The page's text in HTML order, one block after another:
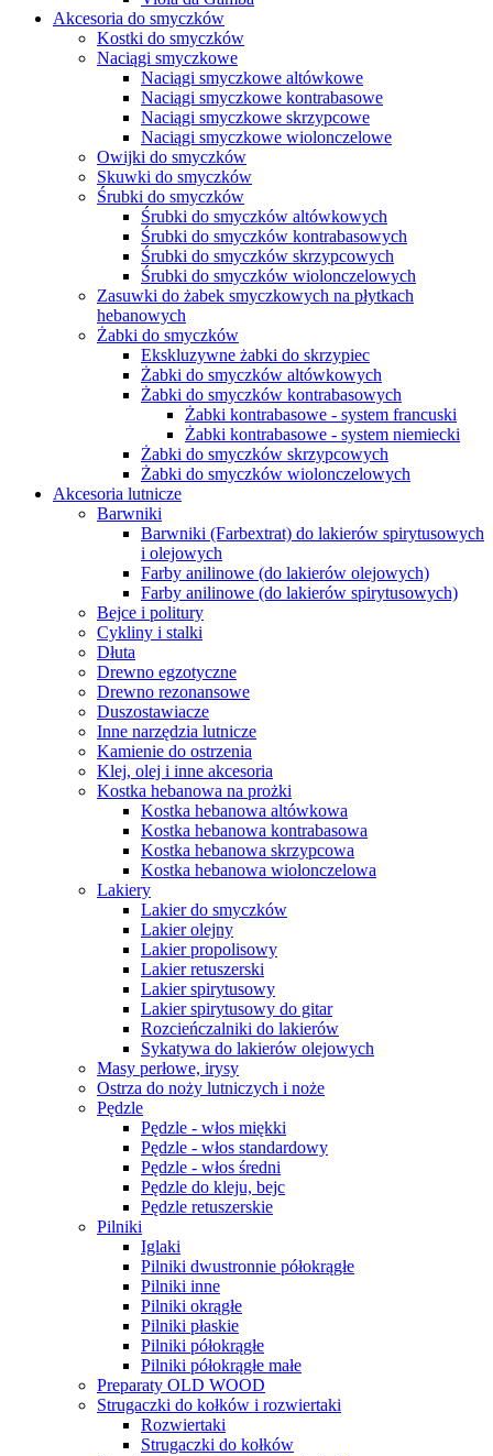
Akcesoria do smyczków
Kostki do smyczków
Naciągi smyczkowe
Naciągi smyczkowe altówkowe
Naciągi smyczkowe kontrabasowe
Naciągi smyczkowe skrzypcowe
Naciągi smyczkowe wiolonczelowe
Owijki do smyczków
Skuwki do smyczków
Śrubki do smyczków
Śrubki do smyczków altówkowych
Śrubki do smyczków kontrabasowych
Śrubki do smyczków skrzypcowych
Śrubki do smyczków wiolonczelowych
Zasuwki do żabek smyczkowych na płytkach
hebanowych
Żabki do smyczków
Ekskluzywne żabki do skrzypiec
Żabki do smyczków altówkowych
Żabki do smyczków kontrabasowych
Żabki kontrabasowe - system francuski
Żabki kontrabasowe - system niemiecki
Żabki do smyczków skrzypcowych
Żabki do smyczków wiolonczelowych
Akcesoria lutnicze
Barwniki
Barwniki (Farbextrat) do lakierów spirytusowych
i olejowych
Farby anilinowe (do lakierów olejowych)
Farby anilinowe (do lakierów spirytusowych)
Bejce i politury
Cykliny i stalki
Dłuta
Drewno egzotyczne
Drewno rezonansowe
Duszostawiacze
Inne narzędzia lutnicze
Kamienie do ostrzenia
Klej, olej i inne akcesoria
Kostka hebanowa na prożki
Kostka hebanowa altówkowa
Kostka hebanowa kontrabasowa
Kostka hebanowa skrzypcowa
Kostka hebanowa wiolonczelowa
Lakiery
Lakier do smyczków
Lakier olejny
Lakier propolisowy
Lakier retuszerski
Lakier spirytusowy
Lakier spirytusowy do gitar
Rozcieńczalniki do lakierów
Sykatywa do lakierów olejowych
Masy perłowe, irysy
Ostrza do noży lutniczych i noże
Pędzle
Pędzle - włos miękki
Pędzle - włos standardowy
Pędzle - włos średni
Pędzle do kleju, bejc
Pędzle retuszerskie
Pilniki
Iglaki
Pilniki dwustronnie półokrągłe
Pilniki inne
Pilniki okrągłe
Pilniki płaskie
Pilniki półokrągłe
Pilniki półokrągłe małe
Preparaty OLD WOOD
Strugaczki do kołków i rozwiertaki
Rozwiertaki
Strugaczki do kołków